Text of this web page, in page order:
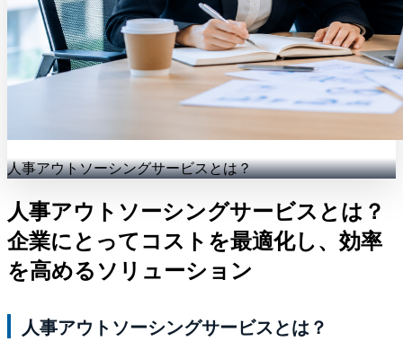
人事アウトソーシングサービスとは？
人事アウトソーシングサービスとは？
企業にとってコストを最適化し、効率
を高めるソリューション
人事アウトソーシングサービスとは？